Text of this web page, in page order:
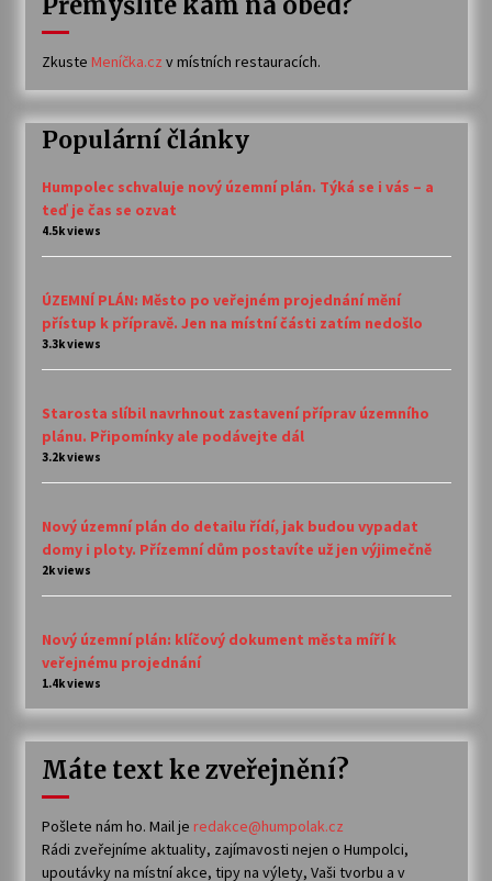
Zkuste Meníčka.cz v místních restauracích.
Populární články
Humpolec schvaluje nový územní plán. Týká se i vás – a
teď je čas se ozvat
4.5k views
ÚZEMNÍ PLÁN: Město po veřejném projednání mění
přístup k přípravě. Jen na místní části zatím nedošlo
3.3k views
Starosta slíbil navrhnout zastavení příprav územního
plánu. Připomínky ale podávejte dál
3.2k views
Nový územní plán do detailu řídí, jak budou vypadat
domy i ploty. Přízemní dům postavíte už jen výjimečně
2k views
Nový územní plán: klíčový dokument města míří k
veřejnému projednání
1.4k views
Máte text ke zveřejnění?
Pošlete nám ho. Mail je redakce@humpolak.cz
Rádi zveřejníme aktuality, zajímavosti nejen o Humpolci,
upoutávky na místní akce, tipy na výlety, Vaši tvorbu a v